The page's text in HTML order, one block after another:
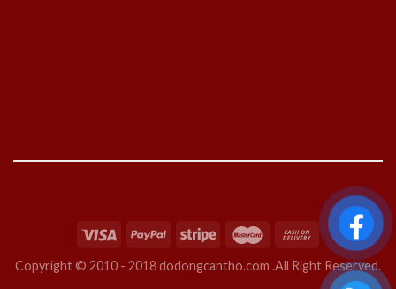
Copyright © 2010 - 2018 dodongcantho.com .All Right Reserved.